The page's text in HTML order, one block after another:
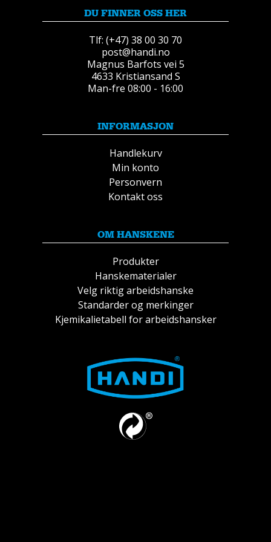
DU FINNER OSS HER
Tlf: (+47) 38 00 30 70
post@handi.no
Magnus Barfots vei 5
4633 Kristiansand S
Man-fre 08:00 - 16:00
INFORMASJON
Handlekurv
Min konto
Personvern
Kontakt oss
OM HANSKENE
Produkter
Hanskematerialer
Velg riktig arbeidshanske
Standarder og merkinger
Kjemikalietabell for arbeidshansker